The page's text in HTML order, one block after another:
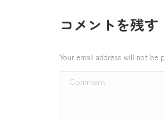
コメントを残す
Your email address will not be
Comment